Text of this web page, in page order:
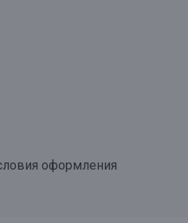
оформления